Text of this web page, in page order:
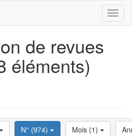
de revues
éléments)
N° (974) Mois (1)